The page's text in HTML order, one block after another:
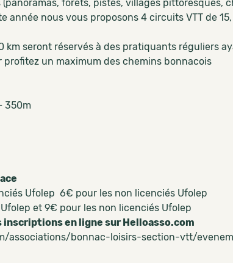
forêts, pistes, villages pittoresques,
année nous vous proposons 4 circuits VTT de
km seront réservés à des pratiquants réguliers
un maximum des chemins bonnacois
350m
Ufolep 6€ pour les non licenciés Ufolep
et 9€ pour les non licenciés Ufolep
inscriptions en ligne sur Helloasso.com
associations/bonnac-loisirs-section-vtt/